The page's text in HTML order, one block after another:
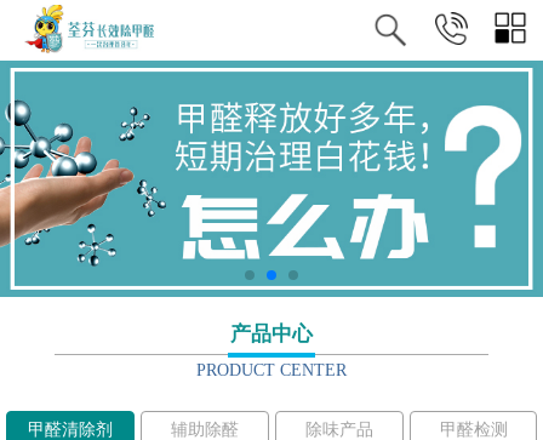
产品中心
PRODUCT CENTER
甲醛清除剂 辅助除醛 除味产品 甲醛检测